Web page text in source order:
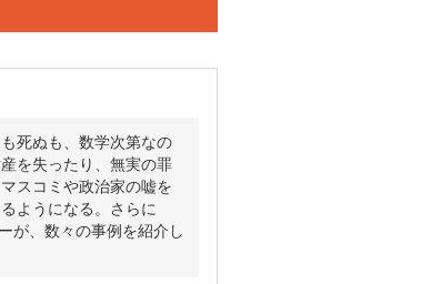
死ぬも、数学次第なの
を失ったり、無実の罪
スコミや政治家の嘘を
ようになる。さらに
が、数々の事例を紹介し